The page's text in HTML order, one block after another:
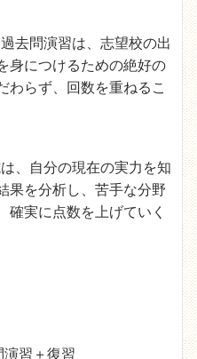
過去問演習は、志望校の出
身につけるための絶好の
わらず、回数を重ねるこ
は、自分の現在の実力を知
果を分析し、苦手な分野
確実に点数を上げていく
習＋復習